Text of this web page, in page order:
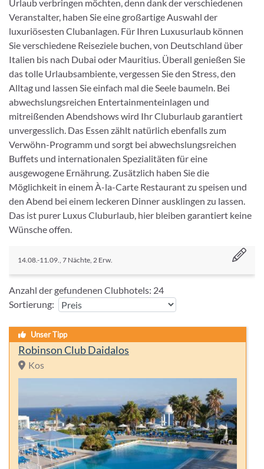
abwechslungsreichen Entertainmenteinlagen und
mitreißenden Abendshows wird Ihr Cluburlaub garantiert
unvergesslich. Das Essen zählt natürlich ebenfalls zum
Verwöhn-Programm und sorgt bei abwechslungsreichen
Buffets und internationalen Spezialitäten für eine
ausgewogene Ernährung. Zusätzlich haben Sie die
Möglichkeit in einem À-la-Carte Restaurant zu speisen und
den Abend bei einem leckeren Dinner ausklingen zu lassen.
Das ist purer Luxus Cluburlaub, hier bleiben garantiert keine
Wünsche offen.
14.08.-11.09., 7 Nächte, 2 Erw.
Anzahl der gefundenen Clubhotels:
Robinson Club Daidalos
sehr beliebt
Premium
Club
96%
Empfehlung
Für
Alle